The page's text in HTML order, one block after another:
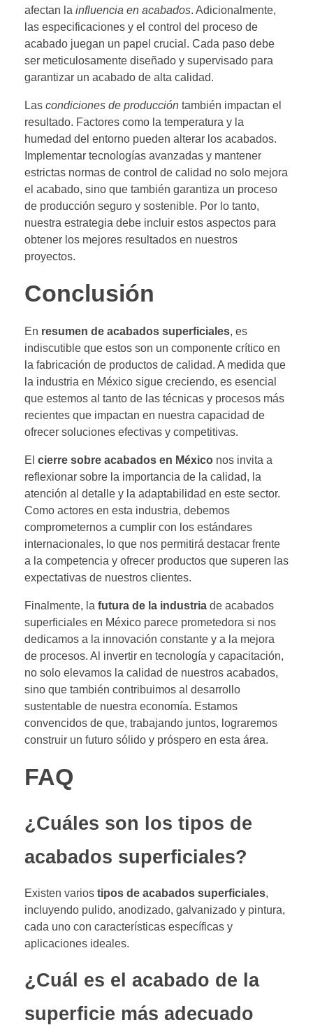
afectan la influencia en acabados. Adicionalmente,
las especificaciones y el control del proceso de
acabado juegan un papel crucial. Cada paso debe
ser meticulosamente diseñado y supervisado para
garantizar un acabado de alta calidad.
Las condiciones de producción también impactan el
resultado. Factores como la temperatura y la
humedad del entorno pueden alterar los acabados.
Implementar tecnologías avanzadas y mantener
estrictas normas de control de calidad no solo mejora
el acabado, sino que también garantiza un proceso
de producción seguro y sostenible. Por lo tanto,
nuestra estrategia debe incluir estos aspectos para
obtener los mejores resultados en nuestros
proyectos.
Conclusión
En resumen de acabados superficiales, es
indiscutible que estos son un componente crítico en
la fabricación de productos de calidad. A medida que
la industria en México sigue creciendo, es esencial
que estemos al tanto de las técnicas y procesos más
recientes que impactan en nuestra capacidad de
ofrecer soluciones efectivas y competitivas.
El cierre sobre acabados en México nos invita a
reflexionar sobre la importancia de la calidad, la
atención al detalle y la adaptabilidad en este sector.
Como actores en esta industria, debemos
comprometernos a cumplir con los estándares
internacionales, lo que nos permitirá destacar frente
a la competencia y ofrecer productos que superen las
expectativas de nuestros clientes.
Finalmente, la futura de la industria de acabados
superficiales en México parece prometedora si nos
dedicamos a la innovación constante y a la mejora
de procesos. Al invertir en tecnología y capacitación,
no solo elevamos la calidad de nuestros acabados,
sino que también contribuimos al desarrollo
sustentable de nuestra economía. Estamos
convencidos de que, trabajando juntos, lograremos
construir un futuro sólido y próspero en esta área.
FAQ
¿Cuáles son los tipos de
acabados superficiales?
Existen varios tipos de acabados superficiales,
incluyendo pulido, anodizado, galvanizado y pintura,
cada uno con características específicas y
aplicaciones ideales.
¿Cuál es el acabado de la
superficie más adecuado